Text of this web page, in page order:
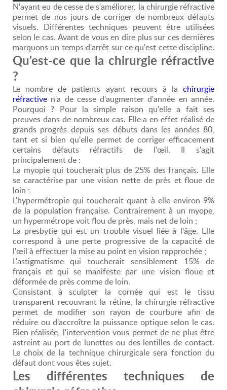
N'ayant eu de cesse de s'améliorer, la chirurgie réfractive
permet de nos jours de corriger de nombreux défauts
visuels. Différentes techniques peuvent être utilisées
selon le cas. Avant de vous en dire plus sur ces dernières
marquons un temps d'arrêt sur ce qu'est cette discipline.
Qu'est-ce que la chirurgie réfractive
?
Le nombre de patients ayant recours à la chirurgie
réfractive n'a de cesse d'augmenter d'année en année.
Pourquoi ? Pour la simple raison qu'elle a fait ses
preuves dans de nombreux cas. Elle a en effet réalisé de
grands progrès depuis ses débuts dans les années 80,
tant et si bien qu'elle permet de corriger efficacement
certains défauts réfractifs de l'œil. Il s'agit
principalement de :
La myopie qui toucherait plus de 25% des français. Elle
se caractérise par une vision nette de près et floue de
loin ;
L'hypermétropie qui toucherait quant à elle environ 9%
de la population française. Contrairement à un myope,
un hypermétrope voit flou de près, mais net de loin ;
La presbytie qui est un trouble visuel liée à l'âge. Elle
correspond à une perte progressive de la capacité de
l'œil à effectuer la mise au point en vision rapprochée ;
L'astigmatisme qui toucherait sensiblement 15% de
français et qui se manifeste par une vision floue et
déformée de près comme de loin.
Consistant à sculpter la cornée qui est le tissu
transparent recouvrant la rétine, la chirurgie réfractive
permet de modifier son rayon de courbure afin de
réduire ou d'accroître la puissance optique selon le cas.
Bien réalisée, l'intervention vous permet de ne plus être
astreint au port de lunettes ou des lentilles de contact.
Le choix de la technique chirurgicale sera fonction du
défaut dont vous êtes sujet.
Les différentes techniques de